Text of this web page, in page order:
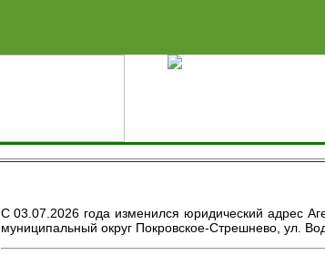
С 03.07.2026 года изменился юридический адрес
муниципальный округ Покровское-Стрешнево, ул.